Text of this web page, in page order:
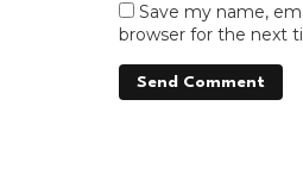
Save my name,
browser for the next